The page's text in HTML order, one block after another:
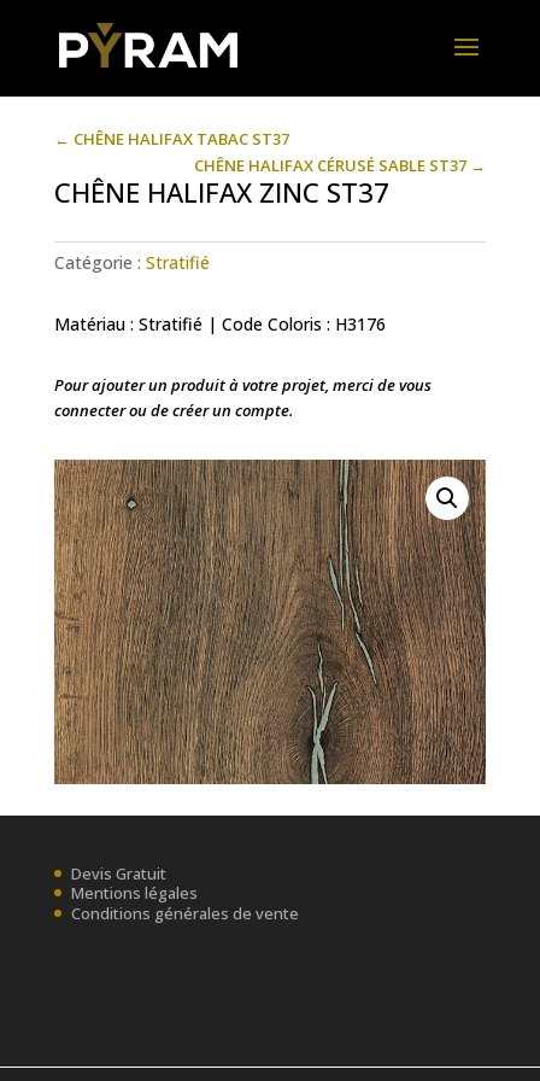
← CHÊNE HALIFAX TABAC ST37
CHÊNE HALIFAX CÉRUSÉ SABLE ST37 →
CHÊNE HALIFAX ZINC ST37
Catégorie : Stratifié
Matériau : Stratifié | Code Coloris : H3176
Pour ajouter un produit à votre projet, merci de vous
connecter ou de créer un compte.
Devis Gratuit
Mentions légales
Conditions générales de vente